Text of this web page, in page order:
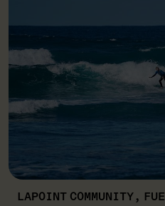
LAPOINT COMMUNITY,